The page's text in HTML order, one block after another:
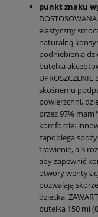
punkt znaku
elastyczny
naturalną
podniebienia
butelka
skośnemu
powierzchni,
przez 97%
komforcie:
zapobiega
trawienie, a 3
aby zapewnić
otwory
pozwalają
dziecka,
butelka 150 ml